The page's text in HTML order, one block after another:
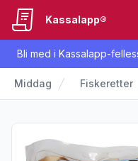
Bli med i Kassalapp-
Kassalapp®
Middag Fiskeretter